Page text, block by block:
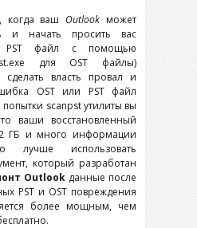
когда вашOutlook может
и начать просить вас
PSTфайл с помощью
для OST файлы)
власть провал и
OSTили PSTфайл
scanpst утилиты вы
ваши восстановленный
ГБ и много информации
лучше использовать
который разработан
Outlook данные после
PST и OST повреждения
более мощным, чем